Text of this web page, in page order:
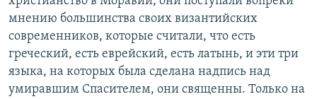
мнению большинства своих византийских
современников, которые считали, что есть
греческий, есть еврейский, есть латынь, и эти три
языка, на которых была сделана надпись над
умиравшим Спасителем, они священны. Только на